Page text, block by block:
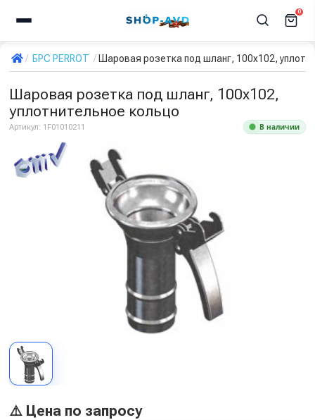
0
БРС PERROT Шаровая розетка под шланг, 100x102,
Шаровая розетка под шланг, 100x102,
уплотнительное кольцо
Артикул: 1F01010211 В наличии
⚠️ Цена по запросу